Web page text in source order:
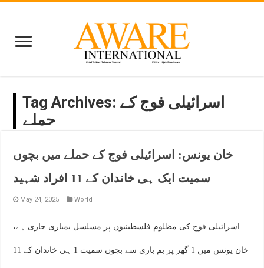
Tag Archives: اسرائیلی فوج کے
حملے
خان یونس: اسرائیلی فوج کے حملے میں بچوں
سمیت ایک ہی خاندان کے 11 افراد شہید
May 24, 2025 World
اسرائیلی فوج کی مظلوم فلسطینیوں پر مسلسل بمباری جاری ہے،
خان یونس میں 1 گھر پر بم باری سے بچوں سمیت 1 ہی خاندان کے 11